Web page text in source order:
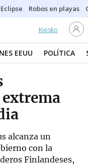
Eclipse Robos en playas
Kiosko
EEUU POLÍTICA
alcanza un
con la
Finlandeses,